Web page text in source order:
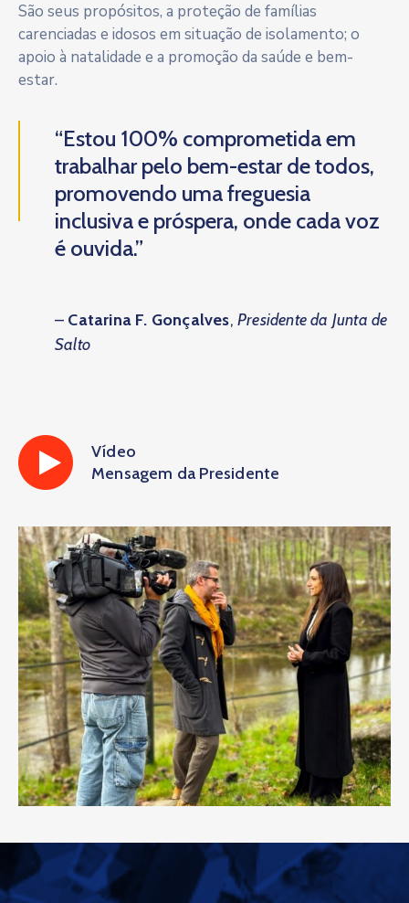
São seus propósitos, a proteção de famílias
carenciadas e idosos em situação de isolamento; o
apoio à natalidade e a promoção da saúde e bem-
estar.
“Estou 100% comprometida em
trabalhar pelo bem-estar de todos,
promovendo uma freguesia
inclusiva e próspera, onde cada voz
é ouvida.”
– Catarina F. Gonçalves, Presidente da Junta de
Salto
Vídeo
Mensagem da Presidente